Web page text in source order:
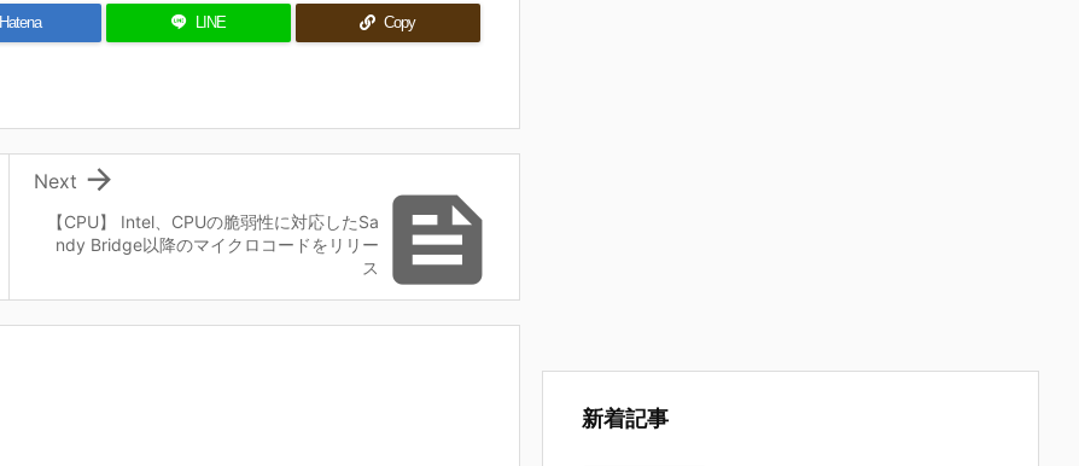
Hatena LINE Copy

【CPU】 Intel、CPUの脆弱性に対応したSa
ndy Bridge以降のマイクロコードをリリー
ス

Next
新着記事